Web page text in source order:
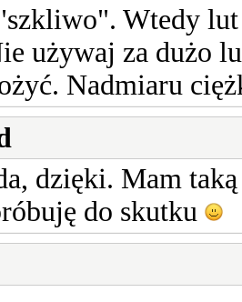
Wtedy lut
używaj za dużo
Nadmiaru
dzięki. Mam
do skutku